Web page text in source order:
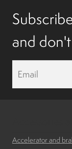
and
m
a
Accelerator and